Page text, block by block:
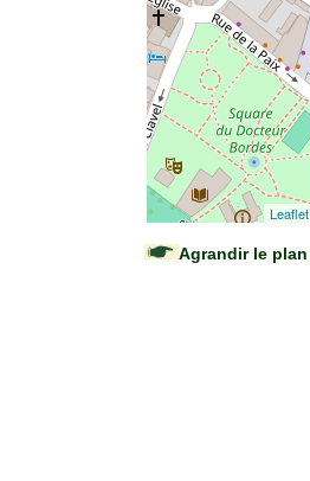
Leaflet
Agrandir le plan